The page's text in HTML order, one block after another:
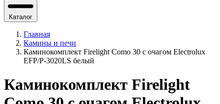
Каталог
Главная
Камины и печи
Каминокомплект Firelight Como 30 с очагом Electrolux
EFP/P-3020LS белый
Каминокомплект Firelight